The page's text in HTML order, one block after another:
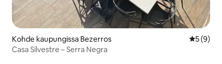
Kohde kaupungissa Bezerros
5 (9)
Casa Silvestre – Serra Negra